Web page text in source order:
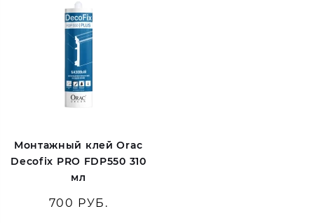
Монтажный клей Orac
Decofix PRO FDP550 310
мл
700 РУБ.